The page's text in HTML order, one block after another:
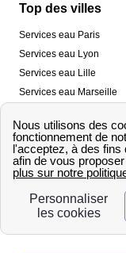
Top des villes
Services eau Paris
Services eau Lyon
Services eau Lille
Services eau Marseille
Services eau Toulon
Nos outils
🛁 Simulateur